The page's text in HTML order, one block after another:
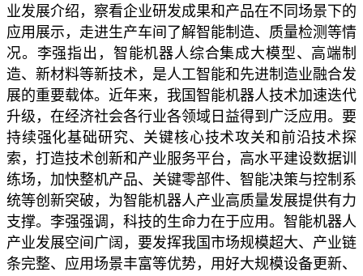
业发展介绍，察看企业研发成果和产品在不同场景下的
应用展示，走进生产车间了解智能制造、质量检测等情
况。李强指出，智能机器人综合集成大模型、高端制
造、新材料等新技术，是人工智能和先进制造业融合发
展的重要载体。近年来，我国智能机器人技术加速迭代
升级，在经济社会各行业各领域日益得到广泛应用。要
持续强化基础研究、关键核心技术攻关和前沿技术探
索，打造技术创新和产业服务平台，高水平建设数据训
练场，加快整机产品、关键零部件、智能决策与控制系
统等创新突破，为智能机器人产业高质量发展提供有力
支撑。李强强调，科技的生命力在于应用。智能机器人
产业发展空间广阔，要发挥我国市场规模超大、产业链
条完整、应用场景丰富等优势，用好大规模设备更新、